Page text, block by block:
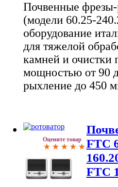
Почвенные
(модели 60.25-
оборудование
для тяжелой
камней и очистки
мощностью от 90
рыхление до 450
Оцените товар
FTC
FTC